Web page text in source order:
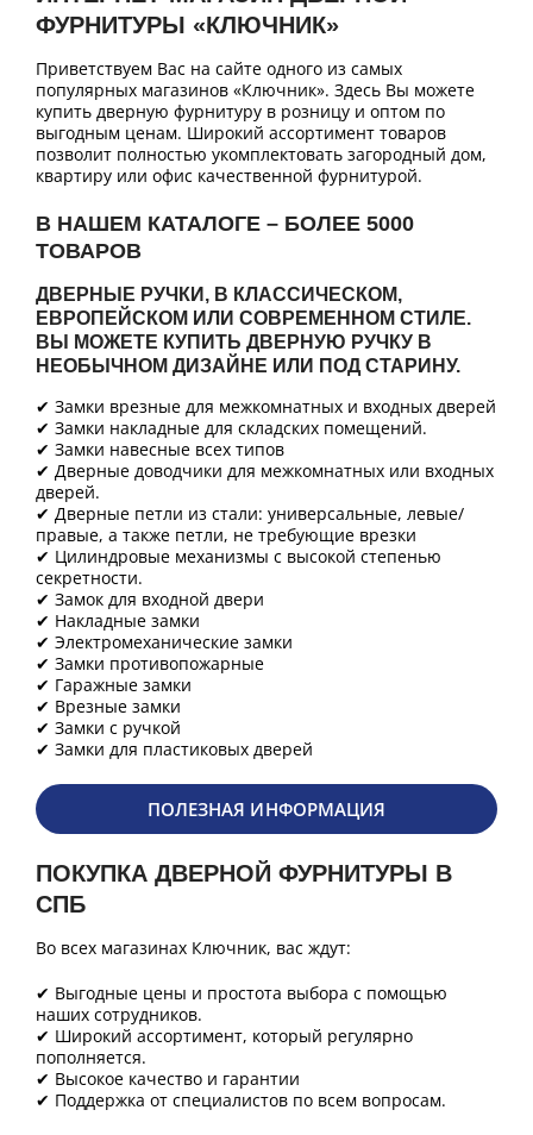
ФУРНИТУРЫ «КЛЮЧНИК»
Приветствуем Вас на сайте одного из самых
популярных магазинов «Ключник». Здесь Вы можете
купить дверную фурнитуру в розницу и оптом по
выгодным ценам. Широкий ассортимент товаров
позволит полностью укомплектовать загородный дом,
квартиру или офис качественной фурнитурой.
В НАШЕМ КАТАЛОГЕ – БОЛЕЕ 5000
ТОВАРОВ
ДВЕРНЫЕ РУЧКИ, В КЛАССИЧЕСКОМ,
ЕВРОПЕЙСКОМ ИЛИ СОВРЕМЕННОМ СТИЛЕ.
ВЫ МОЖЕТЕ КУПИТЬ ДВЕРНУЮ РУЧКУ В
НЕОБЫЧНОМ ДИЗАЙНЕ ИЛИ ПОД СТАРИНУ.
✔ Замки врезные для межкомнатных и входных дверей
✔ Замки накладные для складских помещений.
✔ Замки навесные всех типов
✔ Дверные доводчики для межкомнатных или входных
дверей.
✔ Дверные петли из стали: универсальные, левые/
правые, а также петли, не требующие врезки
✔ Цилиндровые механизмы с высокой степенью
секретности.
✔ Замок для входной двери
✔ Накладные замки
✔ Электромеханические замки
✔ Замки противопожарные
✔ Гаражные замки
✔ Врезные замки
✔ Замки с ручкой
✔ Замки для пластиковых дверей
ПОЛЕЗНАЯ ИНФОРМАЦИЯ
ПОКУПКА ДВЕРНОЙ ФУРНИТУРЫ В
СПБ
Во всех магазинах Ключник, вас ждут:
✔ Выгодные цены и простота выбора с помощью
наших сотрудников.
✔ Широкий ассортимент, который регулярно
пополняется.
✔ Высокое качество и гарантии
✔ Поддержка от специалистов по всем вопросам.